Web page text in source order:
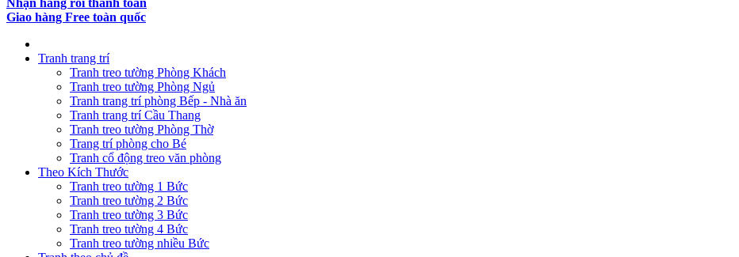
Nhận hàng rồi thanh toán
Giao hàng Free toàn quốc
Tranh trang trí
Tranh treo tường Phòng Khách
Tranh treo tường Phòng Ngủ
Tranh trang trí phòng Bếp - Nhà ăn
Tranh trang trí Cầu Thang
Tranh treo tường Phòng Thờ
Trang trí phòng cho Bé
Tranh cổ động treo văn phòng
Theo Kích Thước
Tranh treo tường 1 Bức
Tranh treo tường 2 Bức
Tranh treo tường 3 Bức
Tranh treo tường 4 Bức
Tranh treo tường nhiều Bức